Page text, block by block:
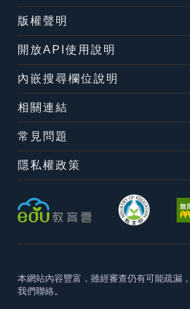
版權聲明
開放API使用說明
內嵌搜尋欄位說明
相關連結
常見問題
隱私權政策
本網站內容豐富，雖經審查仍有可能疏漏，
我們聯絡。